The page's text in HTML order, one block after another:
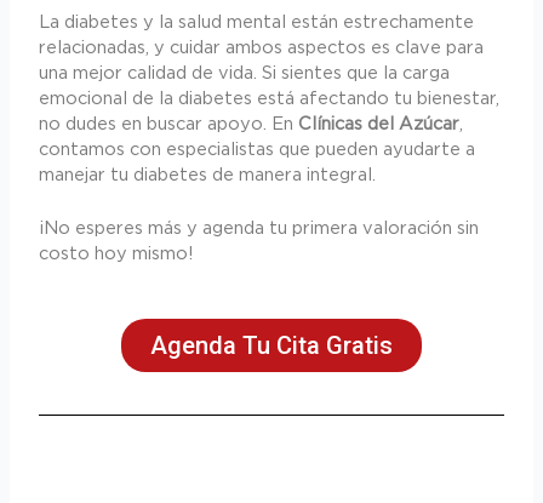
La diabetes y la salud mental están estrechamente
relacionadas, y cuidar ambos aspectos es clave para
una mejor calidad de vida. Si sientes que la carga
emocional de la diabetes está afectando tu bienestar,
no dudes en buscar apoyo. En Clínicas del Azúcar
contamos con especialistas que pueden ayudarte a
manejar tu diabetes de manera integral.
¡No esperes más y agenda tu primera valoración sin
costo hoy mismo!
Agenda Tu Cita Gratis